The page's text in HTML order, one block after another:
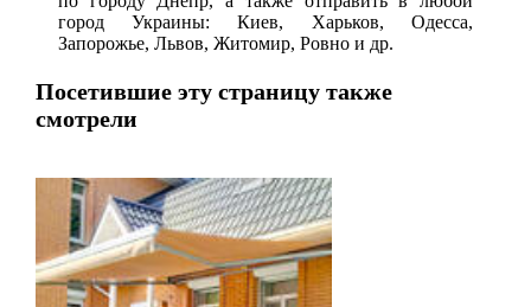
город Украины: Киев, Харьков, Одесса,
Запорожье, Львов, Житомир, Ровно и др.
Посетившие эту страницу также
смотрели